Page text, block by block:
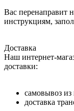
Вас перенаправит
инструкциям,
Доставка
Наш интернет-
доставки:
самовывоз из
доставка